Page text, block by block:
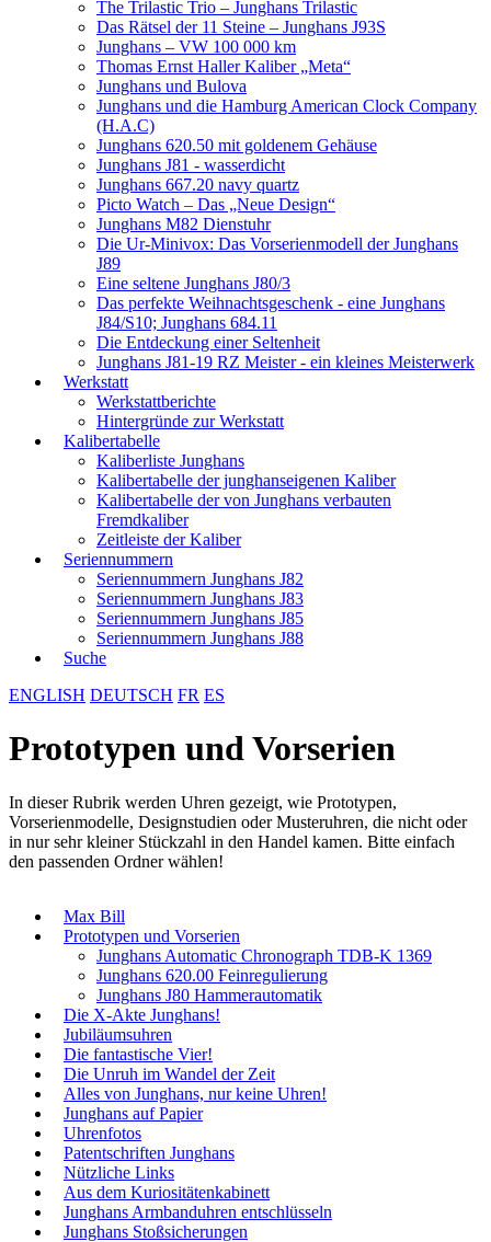
The Trilastic Trio – Junghans Trilastic
Das Rätsel der 11 Steine – Junghans J93S
Junghans – VW 100 000 km
Thomas Ernst Haller Kaliber „Meta“
Junghans und Bulova
Junghans und die Hamburg American Clock Company
(H.A.C)
Junghans 620.50 mit goldenem Gehäuse
Junghans J81 - wasserdicht
Junghans 667.20 navy quartz
Picto Watch – Das „Neue Design“
Junghans M82 Dienstuhr
Die Ur-Minivox: Das Vorserienmodell der Junghans
J89
Eine seltene Junghans J80/3
Das perfekte Weihnachtsgeschenk - eine Junghans
J84/S10; Junghans 684.11
Die Entdeckung einer Seltenheit
Junghans J81-19 RZ Meister - ein kleines Meisterwerk
Werkstatt
Werkstattberichte
Hintergründe zur Werkstatt
Kalibertabelle
Kaliberliste Junghans
Kalibertabelle der junghanseigenen Kaliber
Kalibertabelle der von Junghans verbauten
Fremdkaliber
Zeitleiste der Kaliber
Seriennummern
Seriennummern Junghans J82
Seriennummern Junghans J83
Seriennummern Junghans J85
Seriennummern Junghans J88
Suche
ENGLISH DEUTSCH FR ES
Prototypen und Vorserien
In dieser Rubrik werden Uhren gezeigt, wie Prototypen,
Vorserienmodelle, Designstudien oder Musteruhren, die nicht oder
in nur sehr kleiner Stückzahl in den Handel kamen. Bitte einfach
den passenden Ordner wählen!
Max Bill
Prototypen und Vorserien
Junghans Automatic Chronograph TDB-K 1369
Junghans 620.00 Feinregulierung
Junghans J80 Hammerautomatik
Die X-Akte Junghans!
Jubiläumsuhren
Die fantastische Vier!
Die Unruh im Wandel der Zeit
Alles von Junghans, nur keine Uhren!
Junghans auf Papier
Uhrenfotos
Patentschriften Junghans
Nützliche Links
Aus dem Kuriositätenkabinett
Junghans Armbanduhren entschlüsseln
Junghans Stoßsicherungen